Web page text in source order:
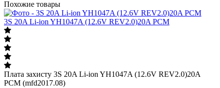
Плата захисту 3S 20A Li-ion YH1047A (12.6V REV2.0)20A
PCM (mfd2017.08)
156
В наличии
-